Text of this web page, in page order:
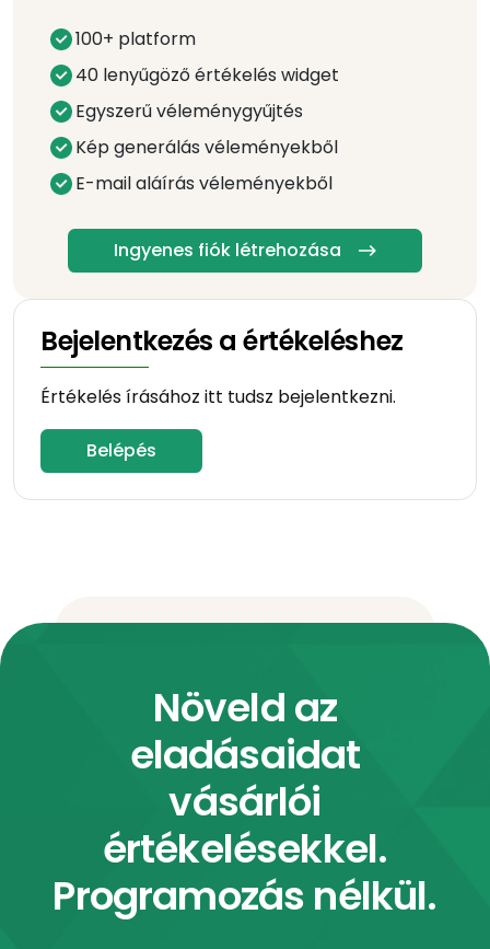
100+ platform
40 lenyűgöző értékelés widget
Egyszerű véleménygyűjtés
Kép generálás véleményekből
E-mail aláírás véleményekből
Ingyenes fiók létrehozása
Bejelentkezés a értékeléshez
Értékelés írásához itt tudsz bejelentkezni.
Belépés
Növeld az
eladásaidat
vásárlói
értékelésekkel.
Programozás nélkül.